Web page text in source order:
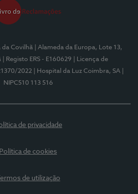
da Covilhã
| Alameda da Europa, Lote 13,
| Registo ERS - E160629
| Licença de
2022
| Hospital da Luz Coimbra, SA
NIPC510 113 516
de privacidade
Política de cookies
de utilização